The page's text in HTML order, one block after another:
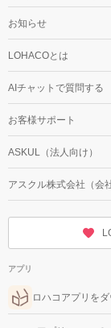
お知らせ
LOHACOとは
AIチャットで質問する
お客様サポート
ASKUL（法人向け）
アスクル株式会社（会
アプリ
ロハコアプリを